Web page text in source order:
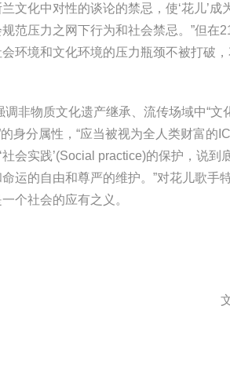
文化中对性的谈论的禁忌，使‘花儿’成
范压力之网下行为和社会禁忌。”但在
环境和文化环境的压力瓶颈不被打破
物质文化遗产继承、流传场域中“文化
身分属性，“应当被视为全人类财富的
会实践’(Social practice)的保护，说到
运的自由和尊严的维护。”对花儿歌手
个社会的应有之义。